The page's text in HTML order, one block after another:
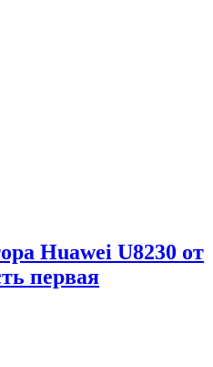
Huawei U8230 от
первая